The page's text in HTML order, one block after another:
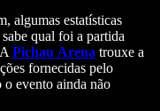
algumas estatísticas
qual foi a partida
Pichau Arena trouxe a
fornecidas pelo
o evento ainda não